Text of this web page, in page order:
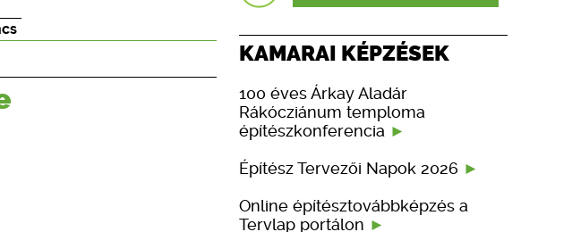
KAMARAI KÉPZÉSEK
100 éves Árkay Aladár
Rákócziánum temploma
építészkonferencia
Építész Tervezői Napok 2026
Online építésztovábbképzés a
Tervlap portálon